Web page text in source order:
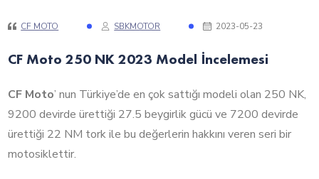
CF MOTO SBKMOTOR 2023-05-23
CF Moto 250 NK 2023 Model İncelemesi
CF Moto’ nun Türkiye’de en çok sattığı modeli olan 250 NK,
9200 devirde ürettiği 27.5 beygirlik gücü ve 7200 devirde
ürettiği 22 NM tork ile bu değerlerin hakkını veren seri bir
motosiklettir.